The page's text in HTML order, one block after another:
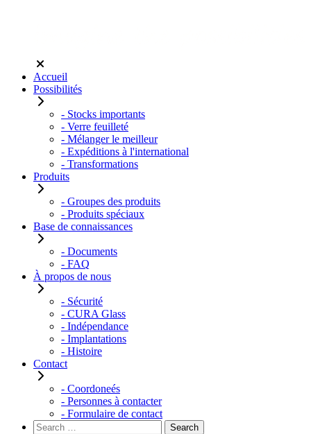
Accueil
Possibilités
- Stocks importants
- Verre feuilleté
- Mélanger le meilleur
- Expéditions à l'international
- Transformations
Produits
- Groupes des produits
- Produits spéciaux
Base de connaissances
- Documents
- FAQ
À propos de nous
- Sécurité
- CURA Glass
- Indépendance
- Implantations
- Histoire
Contact
- Coordoneés
- Personnes à contacter
- Formulaire de contact
Rechercher :
Search